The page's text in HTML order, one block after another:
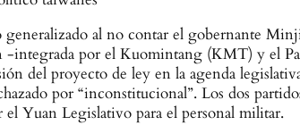
al no contar el gobernante
integrada por el Kuomintang (KMT) y el
del proyecto de ley en la agenda
por “inconstitucional”. Los dos
Yuan Legislativo para el personal militar.